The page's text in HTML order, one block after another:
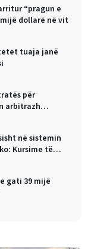
“pragun e
dollarë në vit
tuaja janë
për
arbitrazh
në sistemin
Kursime të
gati 39 mijë